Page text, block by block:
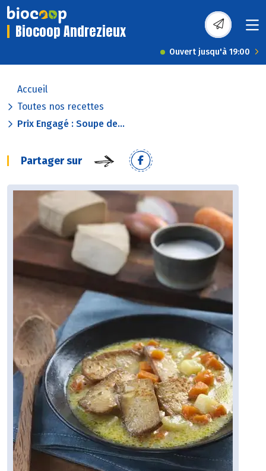
Biocoop Andrezieux
Ouvert jusqu'à 19:00
Accueil
Toutes nos recettes
Prix Engagé : Soupe de...
Partager sur